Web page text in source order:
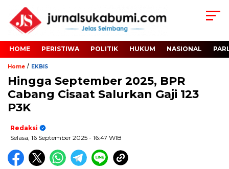
HOME PERISTIWA POLITIK HUKUM NASIONAL
Home / EKBIS
Hingga September 2025, BPR
Cabang Cisaat Salurkan Gaji 123
P3K
Redaksi
Selasa, 16 September 2025 - 16:47 WIB